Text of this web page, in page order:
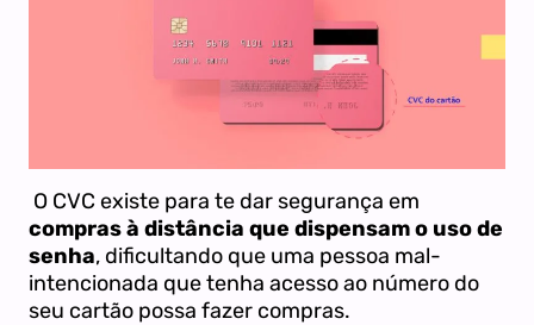
O CVC existe para te dar segurança em
compras à distância que dispensam o uso de
senha, dificultando que uma pessoa mal-
intencionada que tenha acesso ao número do
seu cartão possa fazer compras.